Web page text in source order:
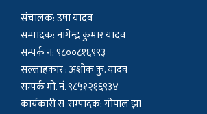
संचालक: उषा यादव
सम्पादक: नागेन्द्र कुमार यादव
सम्पर्क नं: ९८००८१६९९३
सल्लाहकार : अशाेक कु. यादव
सम्पर्क मो. नं. ९८५१२१६९३४
कार्यकारी स-सम्पादक: गोपाल झा